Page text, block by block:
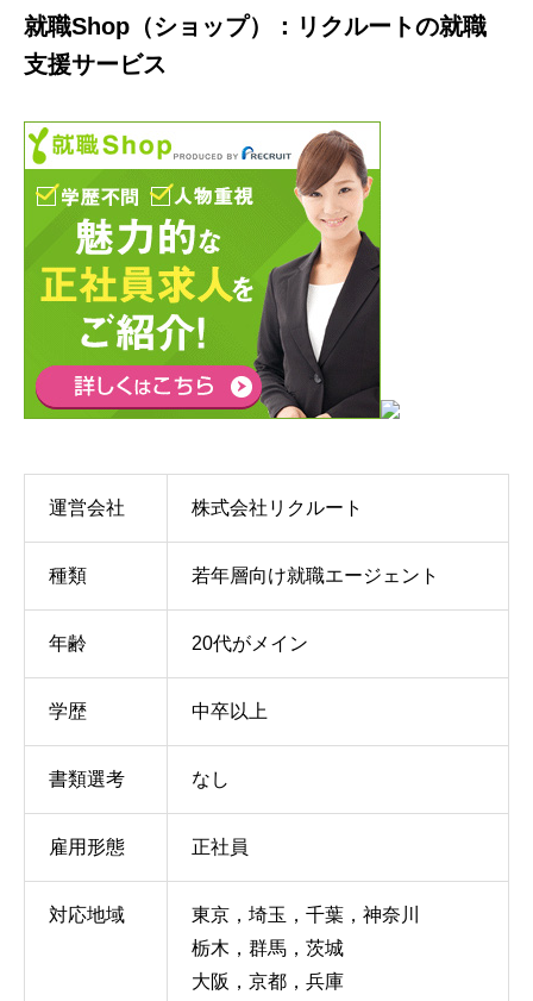
就職Shop（ショップ）：リクルートの就職
支援サービス
運営会社 株式会社リクルート
種類 若年層向け就職エージェント
年齢 20代がメイン
学歴 中卒以上
書類選考 なし
雇用形態 正社員
対応地域
東京，埼玉，千葉，神奈川
栃木，群馬，茨城
大阪，京都，兵庫